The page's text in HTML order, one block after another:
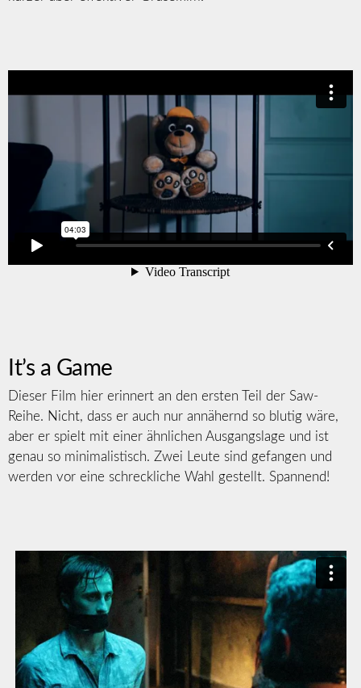
It’s a Game
Dieser Film hier erinnert an den ersten Teil der Saw-
Reihe. Nicht, dass er auch nur annähernd so blutig wäre,
aber er spielt mit einer ähnlichen Ausgangslage und ist
genau so minimalistisch. Zwei Leute sind gefangen und
werden vor eine schreckliche Wahl gestellt. Spannend!